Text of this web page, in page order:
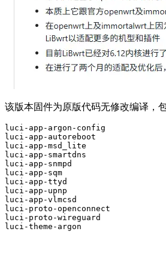
该版本固件为原版代码无修改编译，
luci-app-argon-config
luci-app-autoreboot
luci-app-msd_lite
luci-app-smartdns
luci-app-snmpd
luci-app-sqm
luci-app-ttyd
luci-app-upnp
luci-app-vlmcsd
luci-proto-openconnect
luci-proto-wireguard
luci-theme-argon